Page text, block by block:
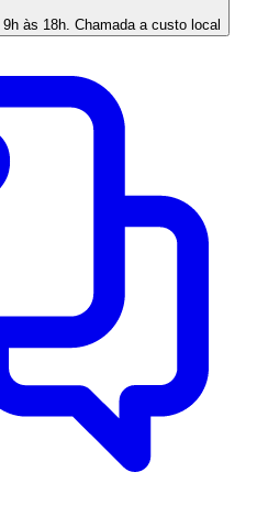
às 18h. Chamada a custo local